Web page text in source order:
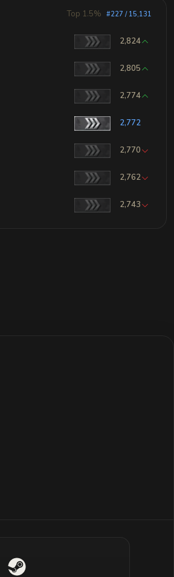
Top 1.5% #227 / 15,131
2,824
2,805
2,774
2,772
2,770
2,762
2,743